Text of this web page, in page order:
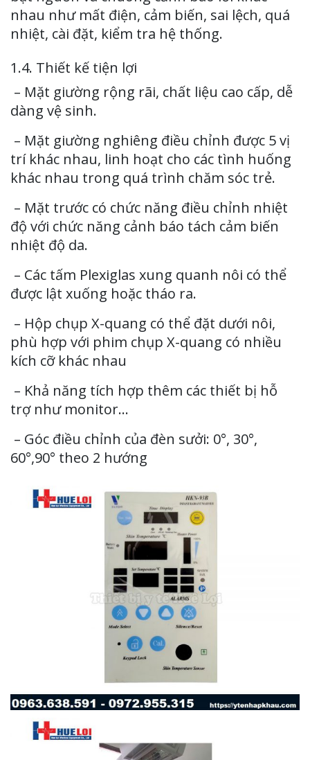
nhau như mất điện, cảm biến, sai lệch, quá
nhiệt, cài đặt, kiểm tra hệ thống.
1.4. Thiết kế tiện lợi
– Mặt giường rộng rãi, chất liệu cao cấp, dễ
dàng vệ sinh.
– Mặt giường nghiêng điều chỉnh được 5 vị
trí khác nhau, linh hoạt cho các tình huống
khác nhau trong quá trình chăm sóc trẻ.
– Mặt trước có chức năng điều chỉnh nhiệt
độ với chức năng cảnh báo tách cảm biến
nhiệt độ da.
– Các tấm Plexiglas xung quanh nôi có thể
được lật xuống hoặc tháo ra.
– Hộp chụp X-quang có thể đặt dưới nôi,
phù hợp với phim chụp X-quang có nhiều
kích cỡ khác nhau
– Khả năng tích hợp thêm các thiết bị hỗ
trợ như monitor…
– Góc điều chỉnh của đèn sưởi: 0°, 30°,
60°,90° theo 2 hướng